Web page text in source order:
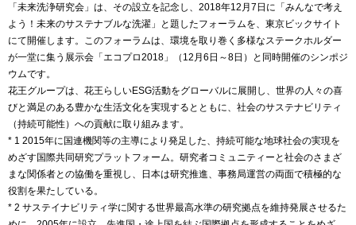
「未来洗浄研究会」は、その設立を記念し、2018年12月7日に「みんなで考え
よう！未来のサステナブルな洗濯」と題したフォーラムを、東京ビックサイト
にて開催します。このフォーラムは、環境を取り巻く多様なステークホルダー
が一堂に集う展示会「エコプロ2018」（12月6日～8日）と同時開催のシンポジ
ウムです。
花王グループは、花王らしいESG活動をグローバルに展開し、世界の人々の喜
びと満足のある豊かな生活文化を実現するとともに、社会のサステナビリティ
（持続可能性）への貢献に取り組みます。
* 1 2015年に国連機関等の主導により発足した、持続可能な地球社会の実現を
めざす国際共同研究プラットフォーム。研究者コミュニティーと社会のさまざ
まな関係者との協働を重視し、日本は研究推進、事務局運営の両面で積極的な
役割を果たしている。
* 2 サステイナビリティ学に関する世界最高水準の研究拠点を維持発展させるた